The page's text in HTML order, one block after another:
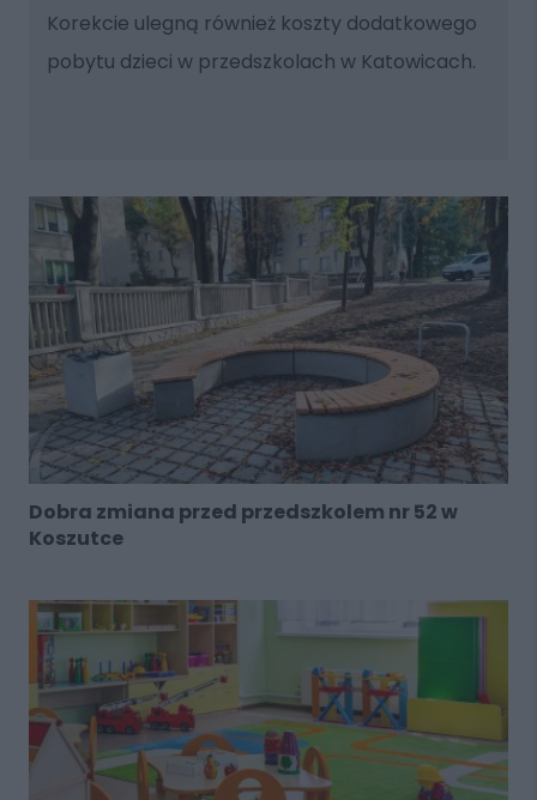
Korekcie ulegną również koszty dodatkowego
pobytu dzieci w przedszkolach w Katowicach.
Dobra zmiana przed przedszkolem nr 52 w
Koszutce